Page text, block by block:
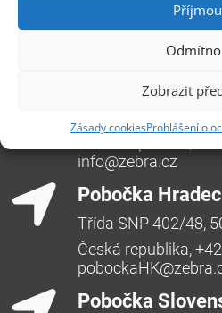
Zobrazit
Zásady cookiesProhlášení o
Centrála
info@zebra.cz
Pobočka
Třída SNP 402/48,
Česká republika,
Pobočka